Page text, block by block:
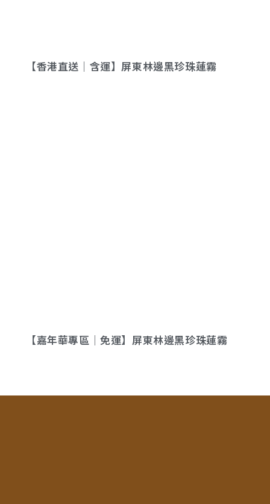
【香港直送｜含運】屏東林邊黑珍珠蓮霧
【嘉年華專區｜免運】屏東林邊黑珍珠蓮霧